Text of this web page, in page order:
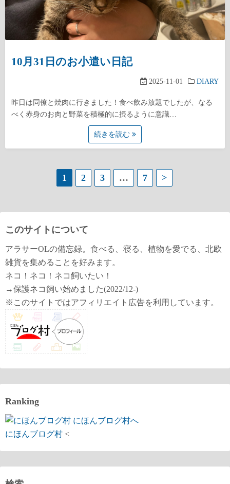
10月31日のお小遣い日記
2025-11-01 DIARY
昨日は同僚と焼肉に行きました！食べ飲み放題でしたが、なる
べく赤身のお肉と野菜を積極的に摂るように意識…
続きを読む
ペ
ー
ジ
送
り
1 2 3 … 7 >
このサイトについて
アラサーOLの備忘録。食べる、寝る、植物を愛でる、北欧
雑貨を集めることを好みます。
ネコ！ネコ！ネコ飼いたい！
→保護ネコ飼い始めました(2022/12-)
※このサイトではアフィリエイト広告を利用しています。
Ranking
にほんブログ村 <